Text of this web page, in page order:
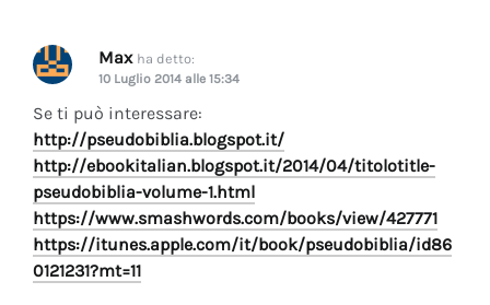
Max ha detto:
10 Luglio 2014 alle 15:34
Se ti può interessare:
http://pseudobiblia.blogspot.it/
http://ebookitalian.blogspot.it/2014/04/titolotitle-
pseudobiblia-volume-1.html
https://www.smashwords.com/books/view/427771
https://itunes.apple.com/it/book/pseudobiblia/id86
0121231?mt=11